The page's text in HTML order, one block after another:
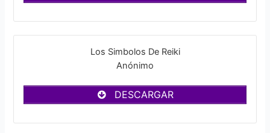
Los Simbolos De Reiki
Anónimo
DESCARGAR